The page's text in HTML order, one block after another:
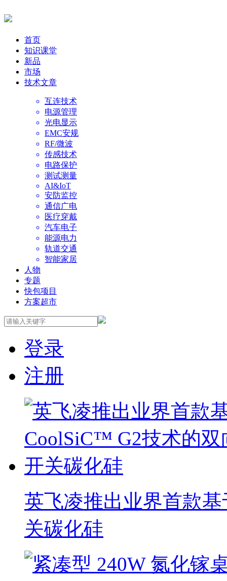
首页
知识课堂
新品
市场
技术文章
互连技术
电源管理
光电显示
EMC安规
RF/微波
传感技术
电路保护
测试测量
AI&IoT
安防监控
通信广电
医疗穿戴
汽车电子
能源电力
轨道交通
智能家居
人物
专题
快包项目
方案超市
登录
注册
英飞凌推出业界首款
关碳化硅